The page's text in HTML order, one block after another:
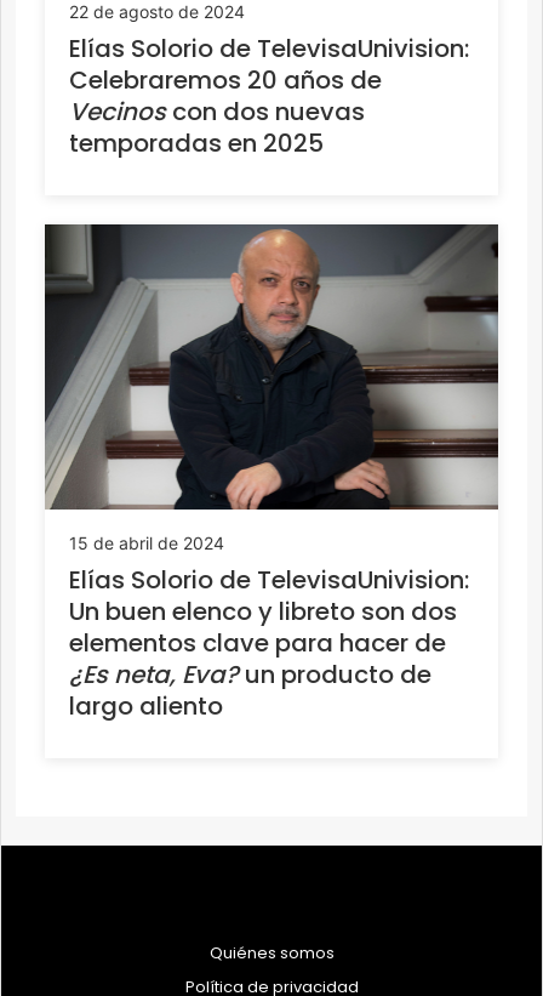
22 de agosto de 2024
Elías Solorio de TelevisaUnivision:
Celebraremos 20 años de
Vecinoscon dos nuevas
temporadas en 2025
15 de abril de 2024
Elías Solorio de TelevisaUnivision:
Un buen elenco y libreto son dos
elementos clave para hacer de
¿Es neta, Eva?un producto de
largo aliento
Quiénes somos
Política de privacidad